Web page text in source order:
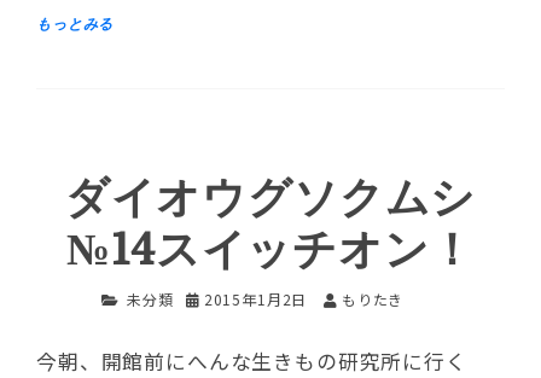
ダイオウグソクムシ
№14スイッチオン！
未分類 2015年1月2日 もりたき
今朝、開館前にへんな生きもの研究所に行く